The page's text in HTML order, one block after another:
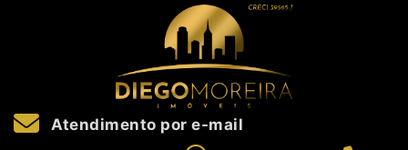
Atendimento por e-mail